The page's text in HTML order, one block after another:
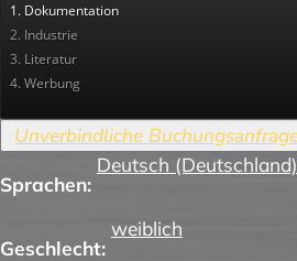
1. Dokumentation
2. Industrie
3. Literatur
4. Werbung
Sprachen:
Deutsch (Deutschland)
Geschlecht:
weiblich